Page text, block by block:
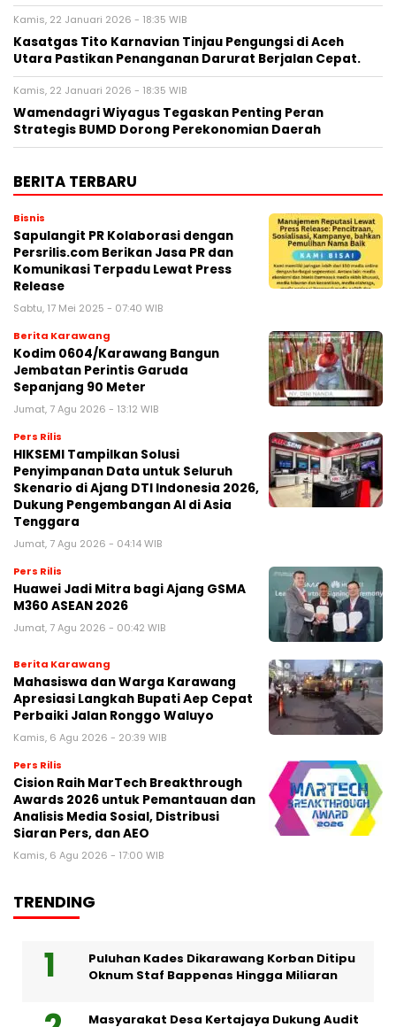
Kamis, 22 Januari 2026 - 18:35 WIB
Kasatgas Tito Karnavian Tinjau Pengungsi di Aceh
Utara Pastikan Penanganan Darurat Berjalan Cepat.
Kamis, 22 Januari 2026 - 18:35 WIB
Wamendagri Wiyagus Tegaskan Penting Peran
Strategis BUMD Dorong Perekonomian Daerah
BERITA TERBARU
Bisnis
Sapulangit PR Kolaborasi dengan
Persrilis.com Berikan Jasa PR dan
Komunikasi Terpadu Lewat Press
Release
Sabtu, 17 Mei 2025 - 07:40 WIB
Berita Karawang
Kodim 0604/Karawang Bangun
Jembatan Perintis Garuda
Sepanjang 90 Meter
Jumat, 7 Agu 2026 - 13:12 WIB
Pers Rilis
HIKSEMI Tampilkan Solusi
Penyimpanan Data untuk Seluruh
Skenario di Ajang DTI Indonesia 2026,
Dukung Pengembangan AI di Asia
Tenggara
Jumat, 7 Agu 2026 - 04:14 WIB
Pers Rilis
Huawei Jadi Mitra bagi Ajang GSMA
M360 ASEAN 2026
Jumat, 7 Agu 2026 - 00:42 WIB
Berita Karawang
Mahasiswa dan Warga Karawang
Apresiasi Langkah Bupati Aep Cepat
Perbaiki Jalan Ronggo Waluyo
Kamis, 6 Agu 2026 - 20:39 WIB
Pers Rilis
Cision Raih MarTech Breakthrough
Awards 2026 untuk Pemantauan dan
Analisis Media Sosial, Distribusi
Siaran Pers, dan AEO
Kamis, 6 Agu 2026 - 17:00 WIB
TRENDING
Puluhan Kades Dikarawang Korban Ditipu
Oknum Staf Bappenas Hingga Miliaran
Masyarakat Desa Kertajaya Dukung Audit